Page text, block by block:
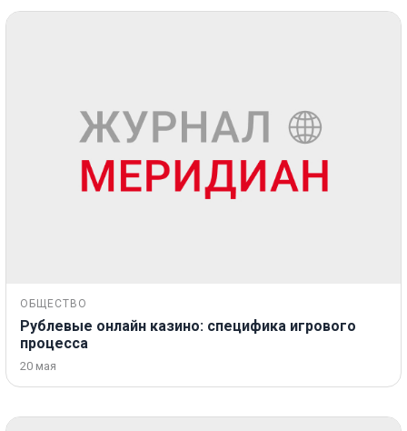
ОБЩЕСТВО
Рублевые онлайн казино: специфика игрового
процесса
20 мая